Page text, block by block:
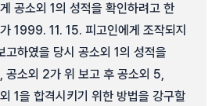
공소외 1의 성적을 확인하려고 한
1999. 11. 15. 피고인에게 조작되지
고하였을 당시 공소외 1의 성적을
공소외 2가 위 보고 후 공소외 5,
1을 합격시키기 위한 방법을 강구할